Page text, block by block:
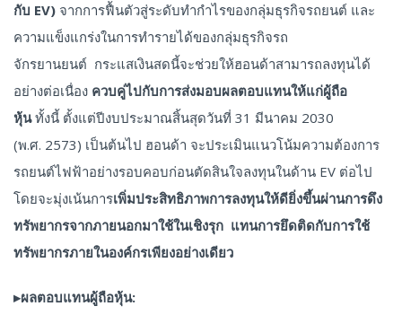
กับ EV) จากการฟื้นตัวสู่ระดับทำกำไรของกลุ่มธุรกิจรถยนต์ และ
ความแข็งแกร่งในการทำรายได้ของกลุ่มธุรกิจรถ
จักรยานยนต์ กระแสเงินสดนี้จะช่วยให้ฮอนด้าสามารถลงทุนได้
อย่างต่อเนื่อง ควบคู่ไปกับการส่งมอบผลตอบแทนให้แก่ผู้ถือ
หุ้นทั้งนี้ ตั้งแต่ปีงบประมาณสิ้นสุดวันที่ 31 มีนาคม 2030
(พ.ศ. 2573) เป็นต้นไป ฮอนด้า จะประเมินแนวโน้มความต้องการ
รถยนต์ไฟฟ้าอย่างรอบคอบก่อนตัดสินใจลงทุนในด้าน EV ต่อไป
โดยจะมุ่งเน้นการเพิ่มประสิทธิภาพการลงทุนให้ดียิ่งขึ้นผ่านการดึง
ทรัพยากรจากภายนอกมาใช้ในเชิงรุก แทนการยึดติดกับการใช้
ทรัพยากรภายในองค์กรเพียงอย่างเดียว
▸ผลตอบแทนผู้ถือหุ้น: